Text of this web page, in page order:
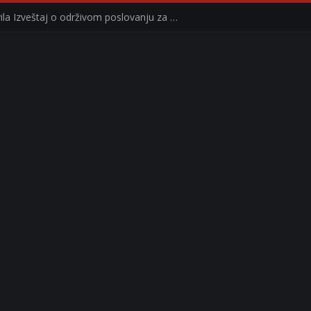
Kompanija Delez Srbija objavila Izveštaj o održivom poslovanju za 2025. godinu Briga o zajednici kroz program „Hrana za sve“ i edukaciju učenika